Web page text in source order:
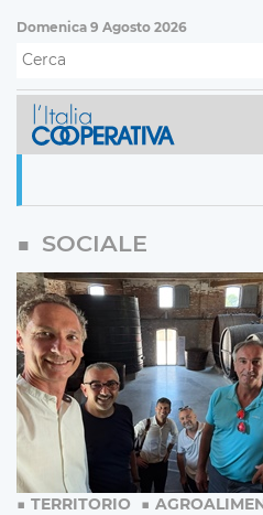
Domenica 9 Agosto 2026
SOCIALE
TERRITORIO